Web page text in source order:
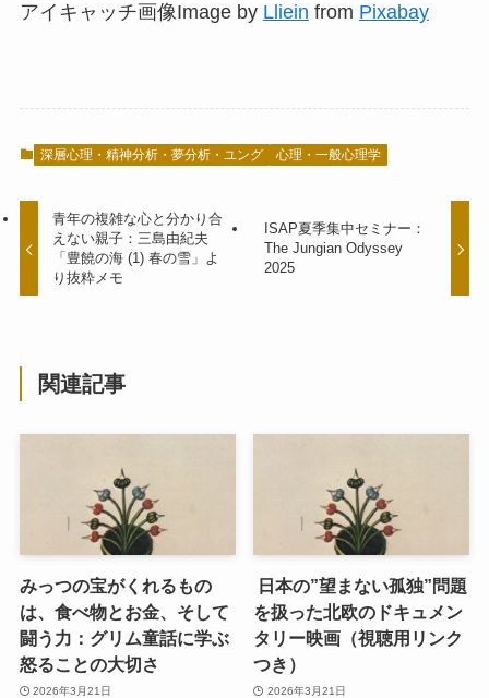
アイキャッチ画像Image by Lliein from Pixabay
深層心理・精神分析・夢分析・ユング 心理・一般心理学
青年の複雑な心と分かり合
えない親子：三島由紀夫
「豊饒の海 (1) 春の雪」よ
り抜粋メモ
ISAP夏季集中セミナー：
The Jungian Odyssey
2025
関連記事
みっつの宝がくれるもの
は、食べ物とお金、そして
闘う力：グリム童話に学ぶ
怒ることの大切さ
2026年3月21日
日本の”望まない孤独”問題
を扱った北欧のドキュメン
タリー映画（視聴用リンク
つき）
2026年3月21日